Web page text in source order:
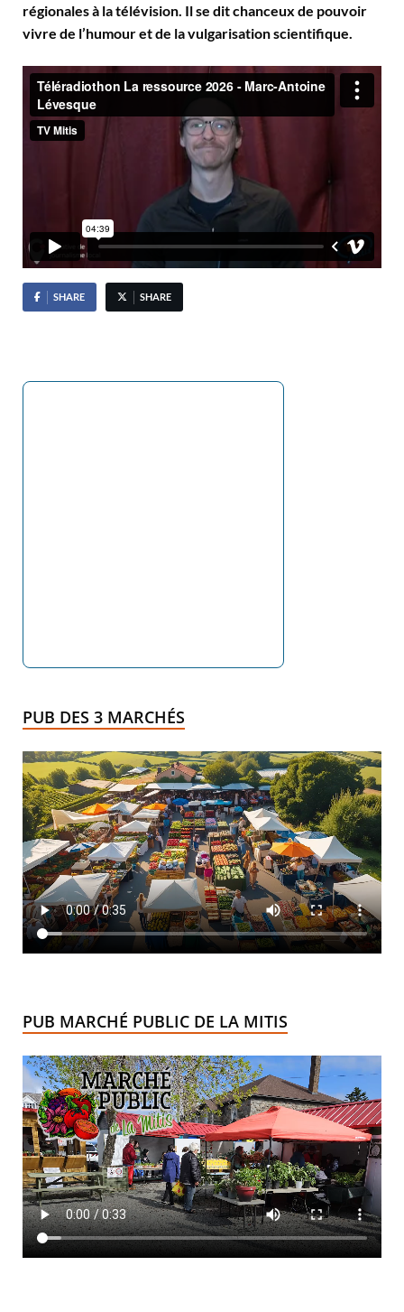
régionales à la télévision. Il se dit chanceux de pouvoir
vivre de l’humour et de la vulgarisation scientifique.
SHARE SHARE
PUB DES 3 MARCHÉS
PUB MARCHÉ PUBLIC DE LA MITIS